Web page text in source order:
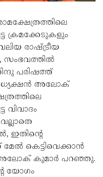
ക്രമക്കേടുകളും
രാഷ്ട്രീയ
സംഭവത്തിൽ
പരിഷത്ത്
അധ്യക്ഷൻ അലോക്
വിവാദം
ഇതിന്റെ
മേൽ കെട്ടിവെക്കാൻ
അലോക് കുമാർ പറഞ്ഞു.
യോഗം